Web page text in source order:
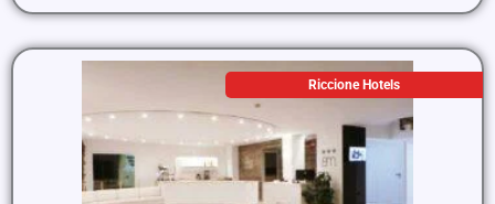
Riccione Hotels